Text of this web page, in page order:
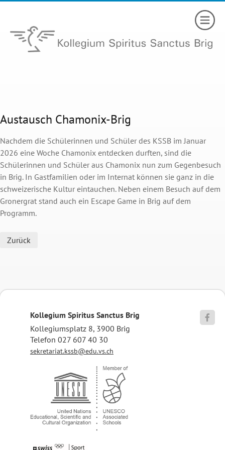
Austausch Chamonix-Brig
Nachdem die Schülerinnen und Schüler des KSSB im Januar
2026 eine Woche Chamonix entdecken durften, sind die
Schülerinnen und Schüler aus Chamonix nun zum Gegenbesuch
in Brig. In Gastfamilien oder im Internat können sie ganz in die
schweizerische Kultur eintauchen. Neben einem Besuch auf dem
Gronergrat stand auch ein Escape Game in Brig auf dem
Programm.
Zurück
Kollegium Spiritus Sanctus Brig
Kollegiumsplatz 8, 3900 Brig
Telefon 027 607 40 30
sekretariat.kssb@edu.vs.ch
